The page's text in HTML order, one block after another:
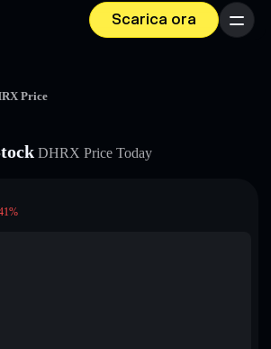
Scarica ora Menu
Price
DHRX Price Today
%